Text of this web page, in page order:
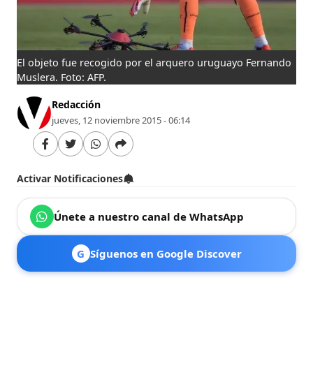
El objeto fue recogido por el arquero uruguayo Fernando
Muslera. Foto: AFP.
Redacción
jueves, 12 noviembre 2015 - 06:14
Activar Notificaciones
Únete a nuestro canal de WhatsApp
G Síguenos en Google Discover